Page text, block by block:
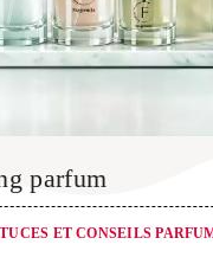
parfum
ET CONSEILS